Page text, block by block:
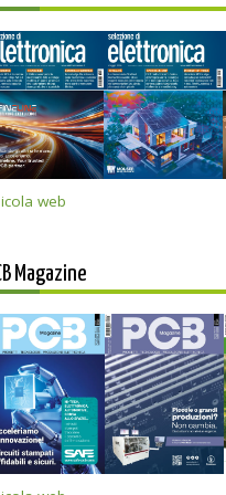
web
Magazine